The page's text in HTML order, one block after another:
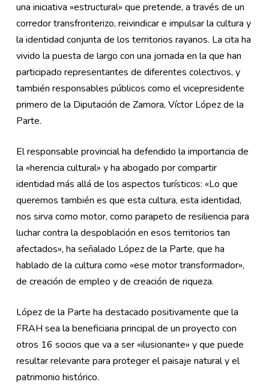
una iniciativa «estructural» que pretende, a través de un
corredor transfronterizo, reivindicar e impulsar la cultura y
la identidad conjunta de los territorios rayanos. La cita ha
vivido la puesta de largo con una jornada en la que han
participado representantes de diferentes colectivos, y
también responsables públicos como el vicepresidente
primero de la Diputación de Zamora, Víctor López de la
Parte.
El responsable provincial ha defendido la importancia de
la «herencia cultural» y ha abogado por compartir
identidad más allá de los aspectos turísticos: «Lo que
queremos también es que esta cultura, esta identidad,
nos sirva como motor, como parapeto de resiliencia para
luchar contra la despoblación en esos territorios tan
afectados», ha señalado López de la Parte, que ha
hablado de la cultura como «ese motor transformador»,
de creación de empleo y de creación de riqueza.
López de la Parte ha destacado positivamente que la
FRAH sea la beneficiaria principal de un proyecto con
otros 16 socios que va a ser «ilusionante» y que puede
resultar relevante para proteger el paisaje natural y el
patrimonio histórico.